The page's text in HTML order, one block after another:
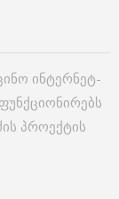
ინტერნეტ-
პროექტის